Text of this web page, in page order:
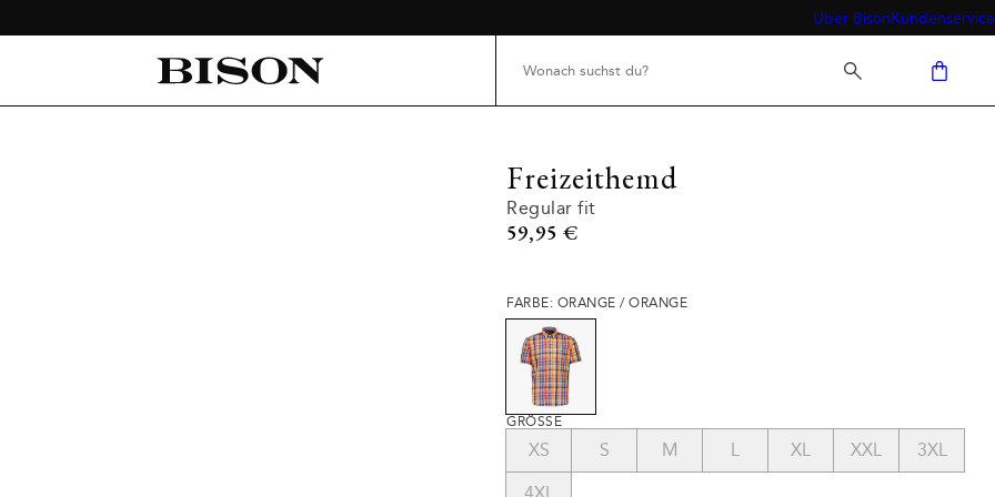
Über BisonKundenservice
Freizeithemd
Regular fit
Preis
59,95 €
FARBE: ORANGE / ORANGE
GRÖSSE
XS S M L XL XXL 3XL